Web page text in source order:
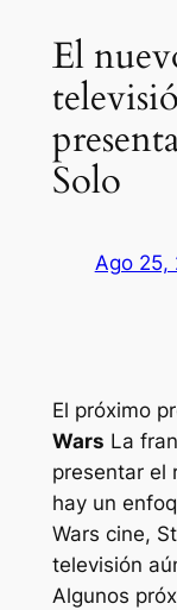
El
Solo
Ago 25,
El próximo
Wars La
presentar el
hay un
Wars cine,
televisión
Algunos